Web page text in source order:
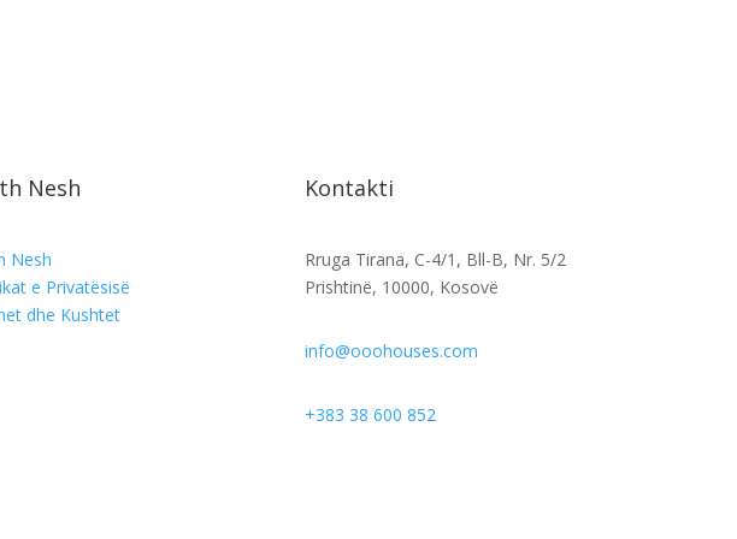
Nesh
Nesh
e Privatësisë
dhe Kushtet
Kontakti
Rruga Tirana, C-4/1, Bll-B, Nr. 5/2
Prishtinë, 10000, Kosovë
info@ooohouses.com
+383 38 600 852